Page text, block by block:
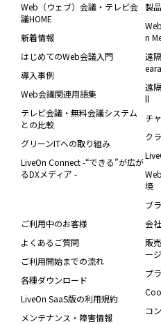
Web（ウェブ）会議・テレビ会
議HOME
新着情報
はじめてのWeb会議入門
導入事例
Web会議関連用語集
テレビ会議・無料会議システム
との比較
グリーンITへの取り組み
LiveOn Connect -“できる”が広が
るDXメディア -
製
n
遠
遠
ll
チ
ク
境
ブ
ご利用中のお客様
よくあるご質問
ご利用開始までの流れ
各種ダウンロード
LiveOn SaaS版の利用規約
メンテナンス・障害情報
会
販
ージ
プ
コ